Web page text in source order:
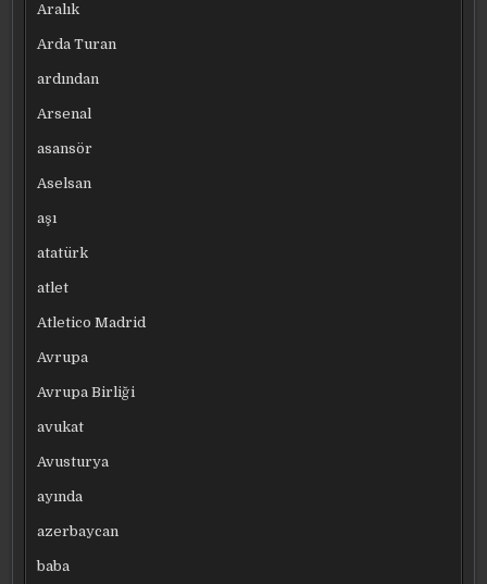
Aralık
Arda Turan
ardından
Arsenal
asansör
Aselsan
aşı
atatürk
atlet
Atletico Madrid
Avrupa
Avrupa Birliği
avukat
Avusturya
ayında
azerbaycan
baba